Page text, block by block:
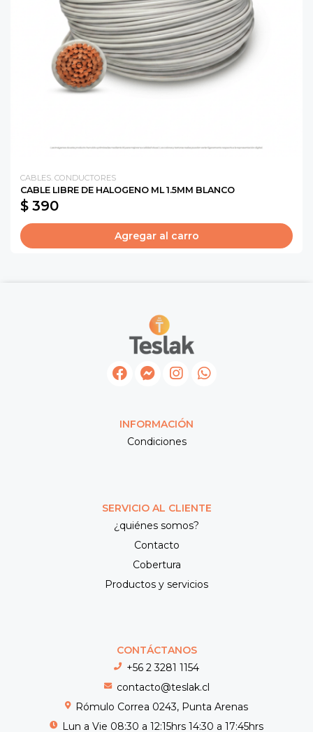
CABLES. CONDUCTORES
CABLE LIBRE DE HALOGENO ML 1.5MM BLANCO
$ 390
Agregar al carro
INFORMACIÓN
Condiciones
SERVICIO AL CLIENTE
¿quiénes somos?
Contacto
Cobertura
Productos y servicios
CONTÁCTANOS
+56 2 3281 1154
contacto@teslak.cl
Rómulo Correa 0243, Punta Arenas
Lun a Vie 08:30 a 12:15hrs 14:30 a 17:45hrs